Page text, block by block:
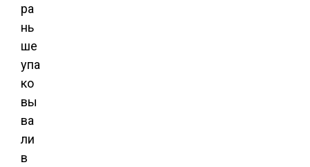
ра
нь
ше
упа
ко
вы
ва
ли
в